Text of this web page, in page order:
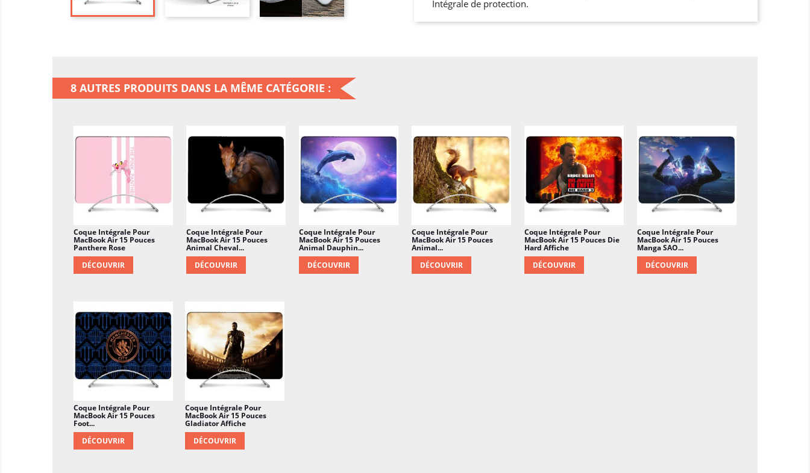
Intégrale de protection.
8 AUTRES PRODUITS DANS LA MÊME CATÉGORIE :
Coque Intégrale Pour
MacBook Air 15 Pouces
Panthere Rose
DÉCOUVRIR
Coque Intégrale Pour
MacBook Air 15 Pouces
Animal Cheval...
DÉCOUVRIR
Coque Intégrale Pour
MacBook Air 15 Pouces
Animal Dauphin...
DÉCOUVRIR
Coque Intégrale Pour
MacBook Air 15 Pouces
Animal...
DÉCOUVRIR
Coque Intégrale Pour
MacBook Air 15 Pouces Die
Hard Affiche
DÉCOUVRIR
Coque Intégrale Pour
MacBook Air 15 Pouces
Manga SAO...
DÉCOUVRIR
Coque Intégrale Pour
MacBook Air 15 Pouces
Foot...
DÉCOUVRIR
Coque Intégrale Pour
MacBook Air 15 Pouces
Gladiator Affiche
DÉCOUVRIR